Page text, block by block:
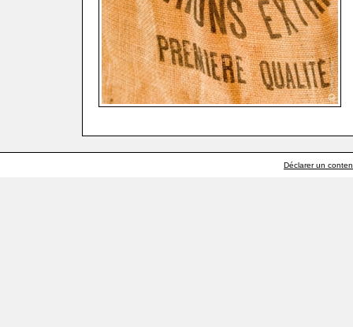
Déclarer un